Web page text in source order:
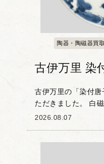
陶器・陶磁器買取
古伊万里 染
古伊万里の「染付
ただきました。 白
を用いて唐子の姿が
2026.08.07